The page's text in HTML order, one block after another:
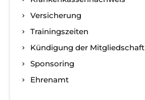
Versicherung
Trainingszeiten
Kündigung der Mitgliedschaft
Sponsoring
Ehrenamt